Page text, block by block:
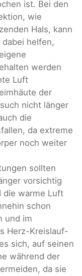
ist. Bei den
wie
Hals, kann
dabei helfen,
werden
Luft
der
nicht länger
die
da extreme
noch weiter
sollten
vorsichtig
die warme Luft
schon
und im
Herz-Kreislauf-
sich, auf seinen
während der
da sie